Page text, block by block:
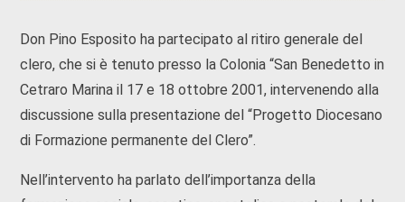
Don Pino Esposito ha partecipato al ritiro generale del
clero, che si è tenuto presso la Colonia “San Benedetto in
Cetraro Marina il 17 e 18 ottobre 2001, intervenendo alla
discussione sulla presentazione del “Progetto Diocesano
di Formazione permanente del Clero”.
Nell’intervento ha parlato dell’importanza della